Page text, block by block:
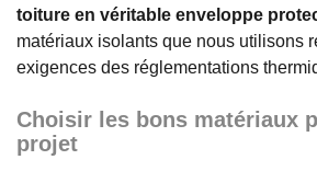
toiture en véritable enveloppe
matériaux isolants que nous utilisons
exigences des réglementations
Choisir les bons matériaux
projet